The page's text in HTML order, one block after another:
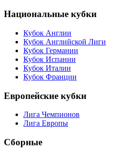
Национальные кубки
Кубок Англии
Кубок Английской Лиги
Кубок Германии
Кубок Испании
Кубок Италии
Кубок Франции
Европейские кубки
Лига Чемпионов
Лига Европы
Сборные